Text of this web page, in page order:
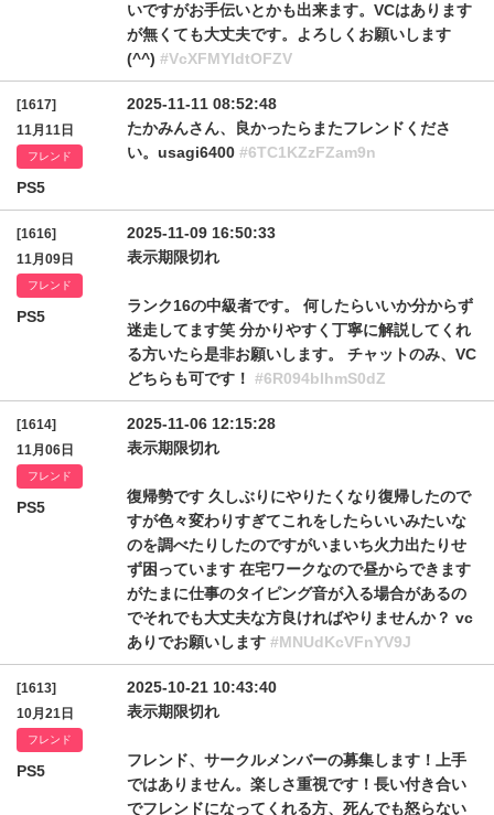
いですがお手伝いとかも出来ます。VCはあります
が無くても大丈夫です。よろしくお願いします
(^^) #VcXFMYldtOFZV
[1617]
11月11日
フレンド
PS5
2025-11-11 08:52:48
たかみんさん、良かったらまたフレンドくださ
い。usagi6400 #6TC1KZzFZam9n
[1616]
11月09日
フレンド
PS5
2025-11-09 16:50:33
表示期限切れ
ランク16の中級者です。 何したらいいか分からず
迷走してます笑 分かりやすく丁寧に解説してくれ
る方いたら是非お願いします。 チャットのみ、VC
どちらも可です！ #6R094blhmS0dZ
[1614]
11月06日
フレンド
PS5
2025-11-06 12:15:28
表示期限切れ
復帰勢です 久しぶりにやりたくなり復帰したので
すが色々変わりすぎてこれをしたらいいみたいな
のを調べたりしたのですがいまいち火力出たりせ
ず困っています 在宅ワークなので昼からできます
がたまに仕事のタイピング音が入る場合があるの
でそれでも大丈夫な方良ければやりませんか？ vc
ありでお願いします #MNUdKcVFnYV9J
[1613]
10月21日
フレンド
PS5
2025-10-21 10:43:40
表示期限切れ
フレンド、サークルメンバーの募集します！上手
ではありません。楽しさ重視です！長い付き合い
でフレンドになってくれる方、死んでも怒らない